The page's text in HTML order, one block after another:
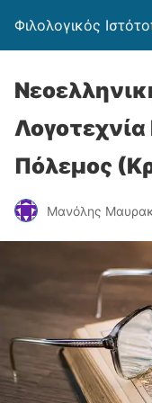
Φιλολογικός
Λογοτεχνία
Πόλεμος
Μανόλης